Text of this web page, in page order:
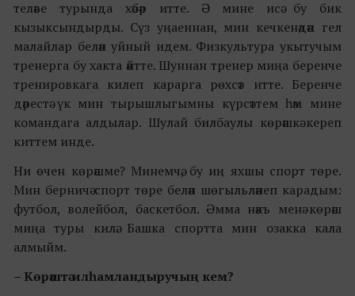
теләве турында хәбәр итте. Ә мине исә бу бик
кызыксындырды. Сүз уңаеннан, мин кечкенәдән гел
малайлар белән уйный идем. Физкультура укытучым
тренерга бу хакта әйтте. Шуннан тренер миңа беренче
тренировкага килеп карарга рөхсәт итте. Беренче
дәрестә үк мин тырышлыгымны күрсәттем һәм мине
командага алдылар. Шулай билбаулы көрәшкә кереп
киттем инде.
Ни өчен көрәшме? Минемчә, бу иң яхшы спорт төре.
Мин берничә спорт төре белән шөгыльләнеп карадым:
футбол, волейбол, баскетбол. Әмма нәкъ менә көрәш
миңа туры килә. Башка спортта мин озакка кала
алмыйм.
– Көрәштә илһамландыручың кем?